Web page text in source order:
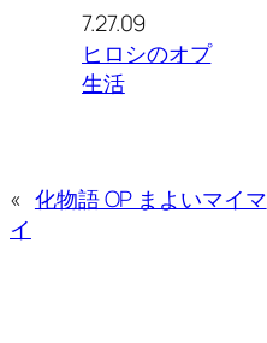
7.27.09
ヒロシのオプ
生活
« 化物語 OP まよいマイマ
イ